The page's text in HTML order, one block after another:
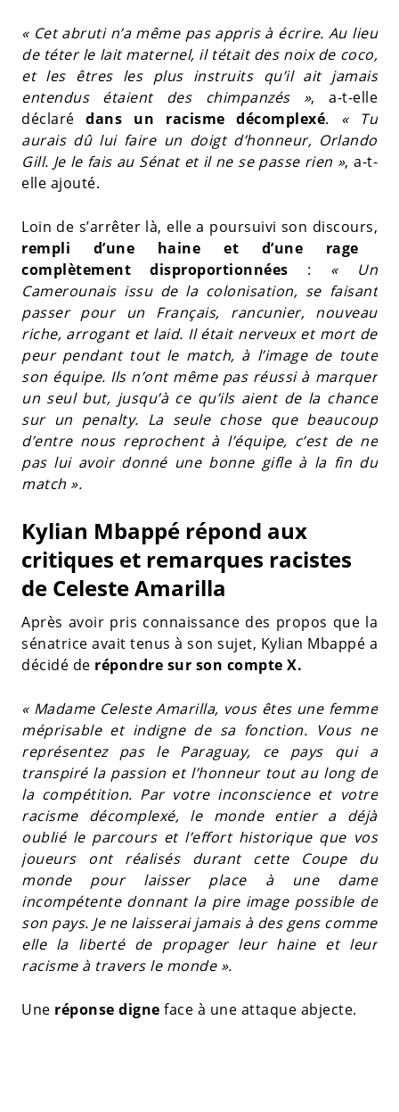
« Cet abruti n’a même pas appris à écrire. Au lieu
de téter le lait maternel, il tétait des noix de coco,
et les êtres les plus instruits qu’il ait jamais
entendus étaient des chimpanzés », a-t-elle
déclaré dans un racisme décomplexé. « Tu
aurais dû lui faire un doigt d’honneur, Orlando
Gill. Je le fais au Sénat et il ne se passe rien », a-t-
elle ajouté.
Loin de s’arrêter là, elle a poursuivi son discours,
rempli d’une haine et d’une rage
complètement disproportionnées : « Un
Camerounais issu de la colonisation, se faisant
passer pour un Français, rancunier, nouveau
riche, arrogant et laid. Il était nerveux et mort de
peur pendant tout le match, à l’image de toute
son équipe. Ils n’ont même pas réussi à marquer
un seul but, jusqu’à ce qu’ils aient de la chance
sur un penalty. La seule chose que beaucoup
d’entre nous reprochent à l’équipe, c’est de ne
pas lui avoir donné une bonne gifle à la fin du
match ».
Kylian Mbappé répond aux
critiques et remarques racistes
de Celeste Amarilla
Après avoir pris connaissance des propos que la
sénatrice avait tenus à son sujet, Kylian Mbappé a
décidé de répondre sur son compte X.
« Madame Celeste Amarilla, vous êtes une femme
méprisable et indigne de sa fonction. Vous ne
représentez pas le Paraguay, ce pays qui a
transpiré la passion et l’honneur tout au long de
la compétition. Par votre inconscience et votre
racisme décomplexé, le monde entier a déjà
oublié le parcours et l’effort historique que vos
joueurs ont réalisés durant cette Coupe du
monde pour laisser place à une dame
incompétente donnant la pire image possible de
son pays. Je ne laisserai jamais à des gens comme
elle la liberté de propager leur haine et leur
racisme à travers le monde ».
Une réponse digne face à une attaque abjecte.